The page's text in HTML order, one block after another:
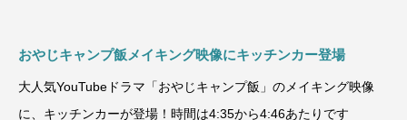
おやじキャンプ飯メイキング映像にキッチンカー登場
大人気YouTubeドラマ「おやじキャンプ飯」のメイキング映像
に、キッチンカーが登場！時間は4:35から4:46あたりです